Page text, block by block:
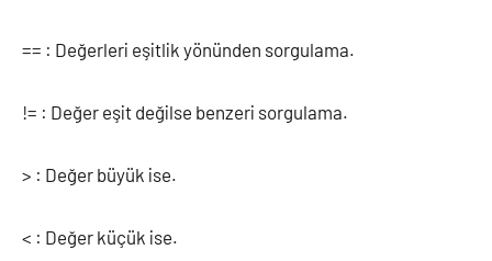
== : Değerleri eşitlik yönünden sorgulama.
!= : Değer eşit değilse benzeri sorgulama.
> : Değer büyük ise.
< : Değer küçük ise.